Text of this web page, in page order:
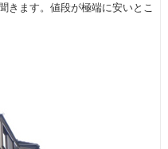
きます。値段が極端に安いとこ